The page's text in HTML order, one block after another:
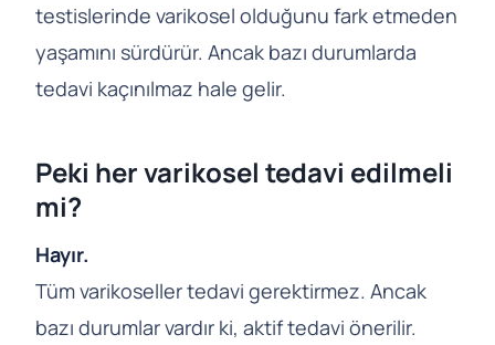
testislerinde varikosel olduğunu fark etmeden
yaşamını sürdürür. Ancak bazı durumlarda
tedavi kaçınılmaz hale gelir.
Peki her varikosel tedavi edilmeli
mi?
Hayır.
Tüm varikoseller tedavi gerektirmez. Ancak
bazı durumlar vardır ki, aktif tedavi önerilir.